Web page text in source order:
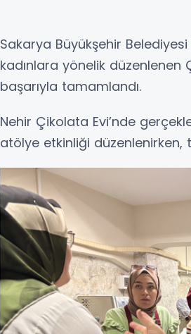
Sakarya Büyükşehir
kadınlara yönelik düzenlenen
başarıyla tamamlandı.
Nehir Çikolata Evi’nde
atölye etkinliği düzenlenirken,